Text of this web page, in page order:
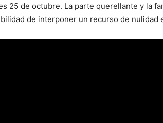
25 de octubre. La parte querellante y la
de interponer un recurso de nulidad